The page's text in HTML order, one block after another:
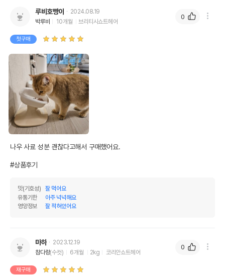
루비호빵이
2024.08.19
박루비
10개월 브리티시쇼트헤어
첫구매
나우 사료 성분 괜찮다고해서 구매했어요.
#상품후기
맛(기호성)
잘 먹어요
유통기한
아주 넉넉해요
영양정보
잘 적혀있어요
0
마하
2023.12.19
참다랑(수컷) 6개월 2kg 코리안쇼트헤어
재구매
0